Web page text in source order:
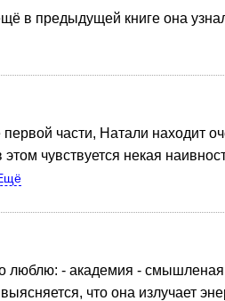
в предыдущей книге она
части, Натали находит
чувствуется некая
люблю: - академия -
что она излучает